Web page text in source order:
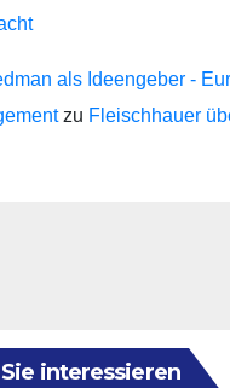
als Ideengeber -
zu Fleischhauer
interessieren